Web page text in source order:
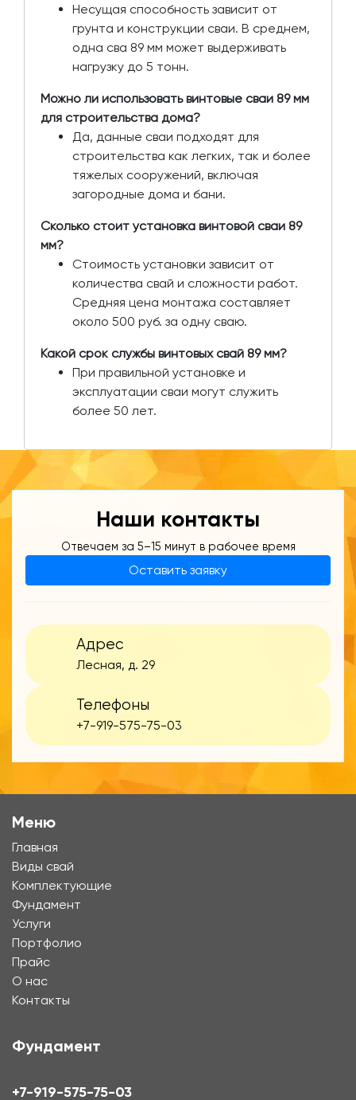
Несущая способность зависит от
грунта и конструкции сваи. В среднем,
одна сва 89 мм может выдерживать
нагрузку до 5 тонн.
Можно ли использовать винтовые сваи 89 мм
для строительства дома?
Да, данные сваи подходят для
строительства как легких, так и более
тяжелых сооружений, включая
загородные дома и бани.
Сколько стоит установка винтовой сваи 89
мм?
Стоимость установки зависит от
количества свай и сложности работ.
Средняя цена монтажа составляет
около 500 руб. за одну сваю.
Какой срок службы винтовых свай 89 мм?
При правильной установке и
эксплуатации сваи могут служить
более 50 лет.
Наши контакты
Отвечаем за 5–15 минут в рабочее время
Оставить заявку
Адрес
Лесная, д. 29
Телефоны
+7-919-575-75-03
Меню
Главная
Виды свай
Комплектующие
Фундамент
Услуги
Портфолио
Прайс
О нас
Контакты
Фундамент
+7-919-575-75-03